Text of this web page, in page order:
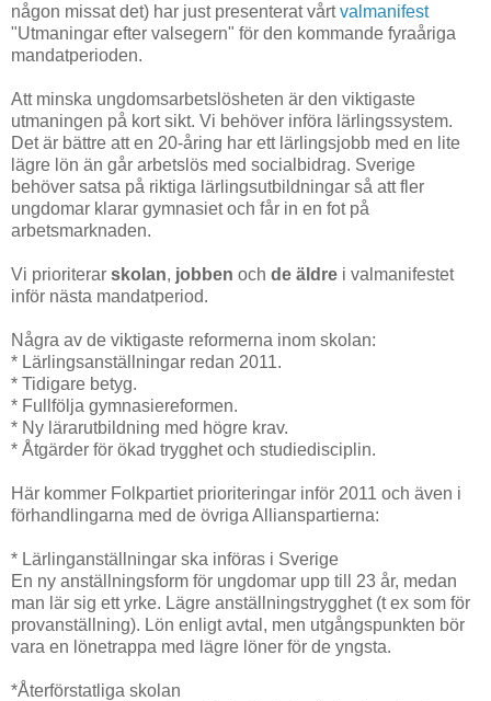
någon missat det) har just presenterat vårtvalmanifest
"Utmaningar efter valsegern" för den kommande fyraåriga
mandatperioden.
Att minska ungdomsarbetslösheten är den viktigaste
utmaningen på kort sikt. Vi behöver införa lärlingssystem.
Det är bättre att en 20-åring har ett lärlingsjobb med en lite
lägre lön än går arbetslös med socialbidrag. Sverige
behöver satsa på riktiga lärlingsutbildningar så att fler
ungdomar klarar gymnasiet och får in en fot på
arbetsmarknaden.
Vi prioriterar skolan, jobben och de äldre i valmanifestet
inför nästa mandatperiod.
Några av de viktigaste reformerna inom skolan:
* Lärlingsanställningar redan 2011.
* Tidigare betyg.
* Fullfölja gymnasiereformen.
* Ny lärarutbildning med högre krav.
* Åtgärder för ökad trygghet och studiedisciplin.
Här kommer Folkpartiet prioriteringar inför 2011 och även i
förhandlingarna med de övriga Allianspartierna:
* Lärlinganställningar ska införas i Sverige
En ny anställningsform för ungdomar upp till 23 år, medan
man lär sig ett yrke. Lägre anställningstrygghet (t ex som för
provanställning). Lön enligt avtal, men utgångspunkten bör
vara en lönetrappa med lägre löner för de yngsta.
*Återförstatliga skolan